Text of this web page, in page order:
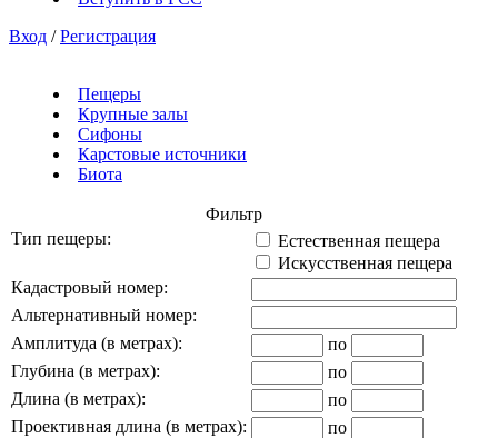
Вход / Регистрация
Пещеры
Крупные залы
Сифоны
Карстовые источники
Биота
Фильтр
Тип пещеры:
Естественная пещера
Искусственная пещера
Кадастровый номер:
Альтернативный номер:
Амплитуда (в метрах):
по
Глубина (в метрах):
по
Длина (в метрах):
по
Проективная длина (в метрах):
по